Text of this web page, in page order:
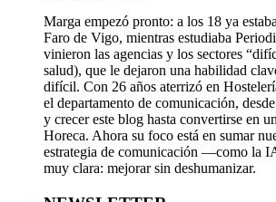
Marga empezó pronto: a los 18 ya
Faro de Vigo, mientras estudiaba
vinieron las agencias y los sectores
salud), que le dejaron una habilidad
difícil. Con 26 años aterrizó en
el departamento de comunicación,
y crecer este blog hasta convertirse en
Horeca. Ahora su foco está en sumar
estrategia de comunicación —como la
muy clara: mejorar sin deshumanizar.